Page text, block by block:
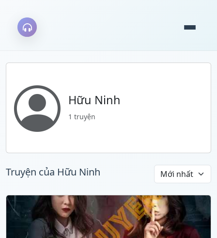
Hữu Ninh
1 truyện
Truyện của Hữu Ninh